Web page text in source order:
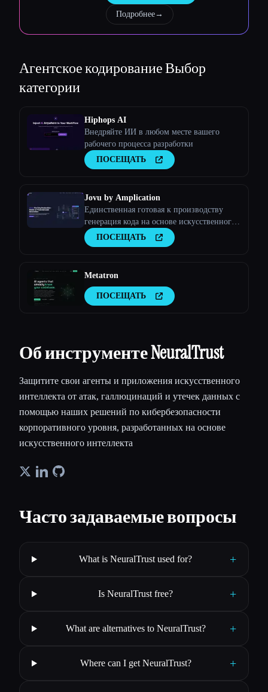
Подробнее→
Агентское кодированиеВыбор
категории
Hiphops AI
Внедряйте ИИ в любом месте вашего
рабочего процесса разработки
ПОСЕЩАТЬ
Jovu by Amplication
Единственная готовая к производству
генерация кода на основе искусственного
интеллекта
ПОСЕЩАТЬ
Metatron
ПОСЕЩАТЬ
Об инструменте NeuralTrust
Защитите свои агенты и приложения искусственного
интеллекта от атак, галлюцинаций и утечек данных с
помощью наших решений по кибербезопасности
корпоративного уровня, разработанных на основе
искусственного интеллекта
Часто задаваемые вопросы
What is NeuralTrust used for? +
Is NeuralTrust free? +
What are alternatives to NeuralTrust? +
Where can I get NeuralTrust? +